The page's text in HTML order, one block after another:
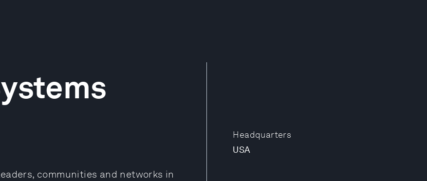
Headquarters
USA
communities and networks in